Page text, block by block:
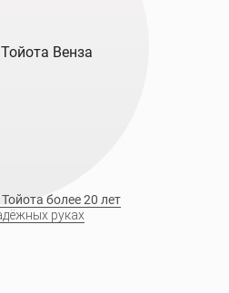
более 20 лет
руках